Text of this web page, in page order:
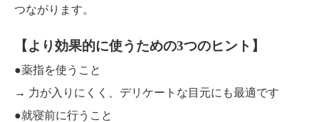
つながります。
【より効果的に使うための3つのヒント】
●薬指を使うこと
→ 力が入りにくく、デリケートな目元にも最適です
●就寝前に行うこと